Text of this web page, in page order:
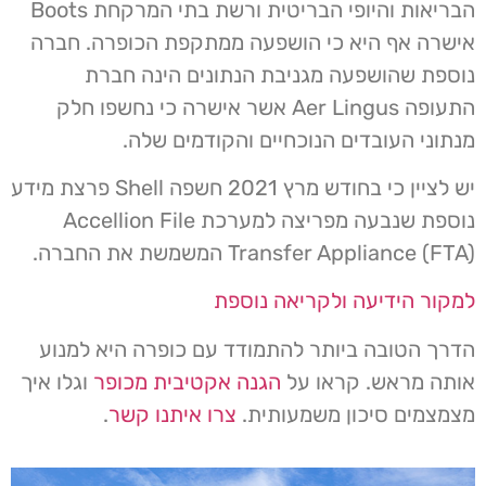
הבריאות והיופי הבריטית ורשת בתי המרקחת Boots
אישרה אף היא כי הושפעה ממתקפת הכופרה. חברה
נוספת שהושפעה מגניבת הנתונים הינה חברת
התעופה Aer Lingus אשר אישרה כי נחשפו חלק
מנתוני העובדים הנוכחיים והקודמים שלה.
יש לציין כי בחודש מרץ 2021 חשפה Shell פרצת מידע
נוספת שנבעה מפריצה למערכת Accellion File
Transfer Appliance (FTA) המשמשת את החברה.
למקור הידיעה ולקריאה נוספת
הדרך הטובה ביותר להתמודד עם כופרה היא למנוע
אותה מראש. קראו על הגנה אקטיבית מכופר וגלו איך
מצמצמים סיכון משמעותית. צרו איתנו קשר.